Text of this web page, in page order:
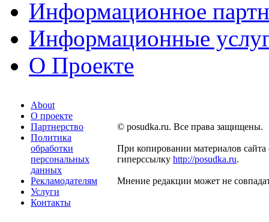
Информационное
Информационные
О Проекте
About
О проекте
Партнерство
Политика
обработки
персональных
данных
Рекламодателям
Услуги
Контакты
© posudka.ru. Все права защищены.
При копировании материалов сайта
гиперссылку http://posudka.ru.
Мнение редакции может не